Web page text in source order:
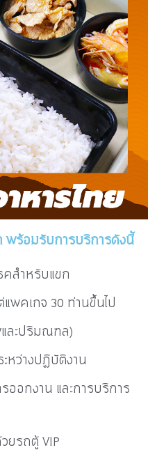
ร้อมรับการบริการดังนี้
สำหรับแขก
แพคเกจ 30 ท่านขึ้นไป
ละปริมณฑล)
หว่างปฏิบัติงาน
อกงาน และการบริการ
รถตู้ VIP